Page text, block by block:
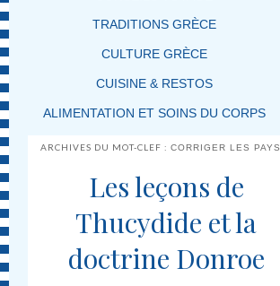
TRADITIONS GRÈCE
CULTURE GRÈCE
CUISINE & RESTOS
ALIMENTATION ET SOINS DU CORPS
ARCHIVES DU MOT-CLEF :CORRIGER LES PAYS
Les leçons de
Thucydide et la
doctrine Donroe